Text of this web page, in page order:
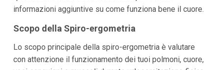
informazioni aggiuntive su come funziona bene il cuore.
Scopo della Spiro-ergometria
Lo scopo principale della spiro-ergometria è valutare
con attenzione il funzionamento dei tuoi polmoni, cuore,